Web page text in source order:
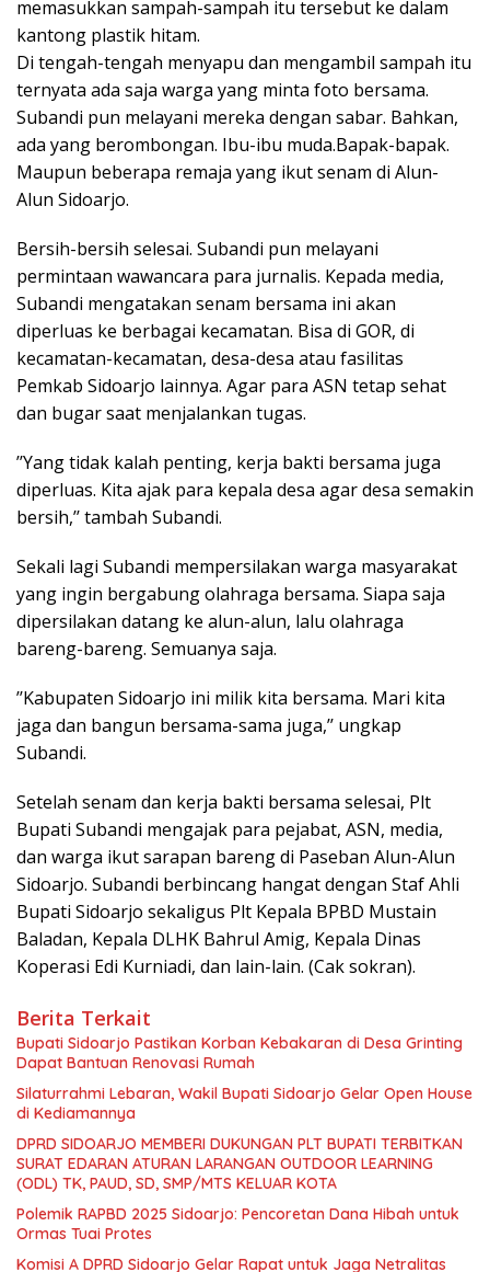
memasukkan sampah-sampah itu tersebut ke dalam
kantong plastik hitam.
Di tengah-tengah menyapu dan mengambil sampah itu
ternyata ada saja warga yang minta foto bersama.
Subandi pun melayani mereka dengan sabar. Bahkan,
ada yang berombongan. Ibu-ibu muda.Bapak-bapak.
Maupun beberapa remaja yang ikut senam di Alun-
Alun Sidoarjo.
Bersih-bersih selesai. Subandi pun melayani
permintaan wawancara para jurnalis. Kepada media,
Subandi mengatakan senam bersama ini akan
diperluas ke berbagai kecamatan. Bisa di GOR, di
kecamatan-kecamatan, desa-desa atau fasilitas
Pemkab Sidoarjo lainnya. Agar para ASN tetap sehat
dan bugar saat menjalankan tugas.
’’Yang tidak kalah penting, kerja bakti bersama juga
diperluas. Kita ajak para kepala desa agar desa semakin
bersih,’’ tambah Subandi.
Sekali lagi Subandi mempersilakan warga masyarakat
yang ingin bergabung olahraga bersama. Siapa saja
dipersilakan datang ke alun-alun, lalu olahraga
bareng-bareng. Semuanya saja.
’’Kabupaten Sidoarjo ini milik kita bersama. Mari kita
jaga dan bangun bersama-sama juga,’’ ungkap
Subandi.
Setelah senam dan kerja bakti bersama selesai, Plt
Bupati Subandi mengajak para pejabat, ASN, media,
dan warga ikut sarapan bareng di Paseban Alun-Alun
Sidoarjo. Subandi berbincang hangat dengan Staf Ahli
Bupati Sidoarjo sekaligus Plt Kepala BPBD Mustain
Baladan, Kepala DLHK Bahrul Amig, Kepala Dinas
Koperasi Edi Kurniadi, dan lain-lain. (Cak sokran).
Berita Terkait
Bupati Sidoarjo Pastikan Korban Kebakaran di Desa Grinting
Dapat Bantuan Renovasi Rumah
Silaturrahmi Lebaran, Wakil Bupati Sidoarjo Gelar Open House
di Kediamannya
DPRD SIDOARJO MEMBERI DUKUNGAN PLT BUPATI TERBITKAN
SURAT EDARAN ATURAN LARANGAN OUTDOOR LEARNING
(ODL) TK, PAUD, SD, SMP/MTS KELUAR KOTA
Polemik RAPBD 2025 Sidoarjo: Pencoretan Dana Hibah untuk
Ormas Tuai Protes
Komisi A DPRD Sidoarjo Gelar Rapat untuk Jaga Netralitas